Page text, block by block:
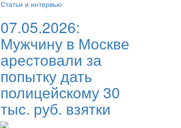
Статьи и интервью
07.05.2026:
Мужчину в Москве
арестовали за
попытку дать
полицейскому 30
тыс. руб. взятки